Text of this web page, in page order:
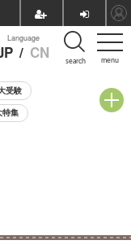
menu
Language
/ CN search
受験
特集